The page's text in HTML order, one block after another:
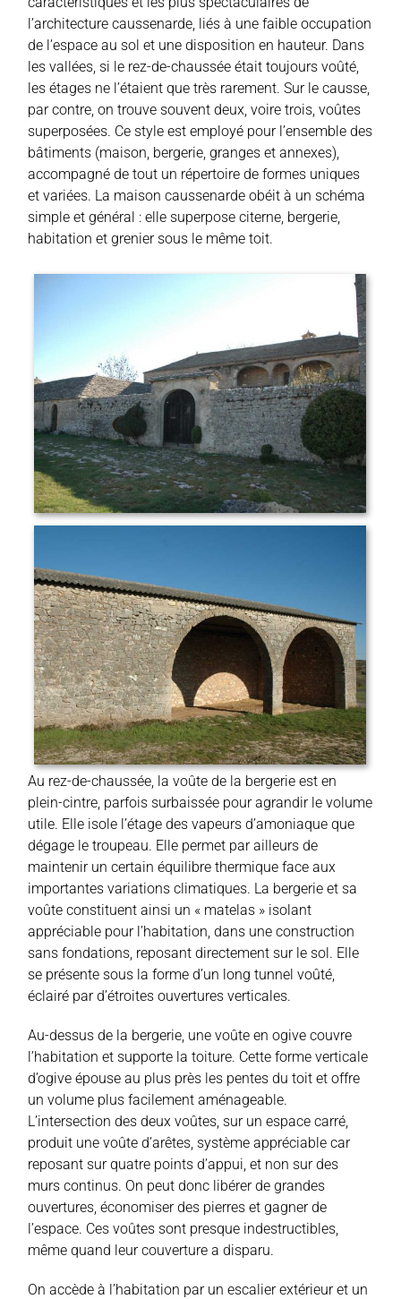
l’architecture caussenarde, liés à une faible occupation
de l’espace au sol et une disposition en hauteur. Dans
les vallées, si le rez-de-chaussée était toujours voûté,
les étages ne l’étaient que très rarement. Sur le causse,
par contre, on trouve souvent deux, voire trois, voûtes
superposées. Ce style est employé pour l’ensemble des
bâtiments (maison, bergerie, granges et annexes),
accompagné de tout un répertoire de formes uniques
et variées. La maison caussenarde obéit à un schéma
simple et général : elle superpose citerne, bergerie,
habitation et grenier sous le même toit.
Au rez-de-chaussée, la voûte de la bergerie est en
plein-cintre, parfois surbaissée pour agrandir le volume
utile. Elle isole l’étage des vapeurs d’amoniaque que
dégage le troupeau. Elle permet par ailleurs de
maintenir un certain équilibre thermique face aux
importantes variations climatiques. La bergerie et sa
voûte constituent ainsi un « matelas » isolant
appréciable pour l’habitation, dans une construction
sans fondations, reposant directement sur le sol. Elle
se présente sous la forme d’un long tunnel voûté,
éclairé par d’étroites ouvertures verticales.
Au-dessus de la bergerie, une voûte en ogive couvre
l’habitation et supporte la toiture. Cette forme verticale
d’ogive épouse au plus près les pentes du toit et offre
un volume plus facilement aménageable.
L’intersection des deux voûtes, sur un espace carré,
produit une voûte d’arêtes, système appréciable car
reposant sur quatre points d’appui, et non sur des
murs continus. On peut donc libérer de grandes
ouvertures, économiser des pierres et gagner de
l’espace. Ces voûtes sont presque indestructibles,
même quand leur couverture a disparu.
On accède à l’habitation par un escalier extérieur et un